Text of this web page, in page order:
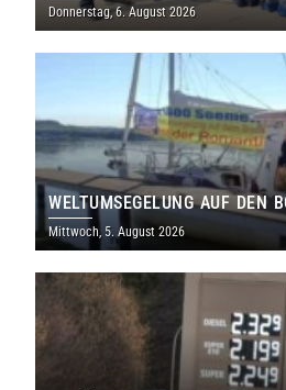
Donnerstag, 6. August 2026
WELTUMSEGELUNG AUF DEN
Mittwoch, 5. August 2026